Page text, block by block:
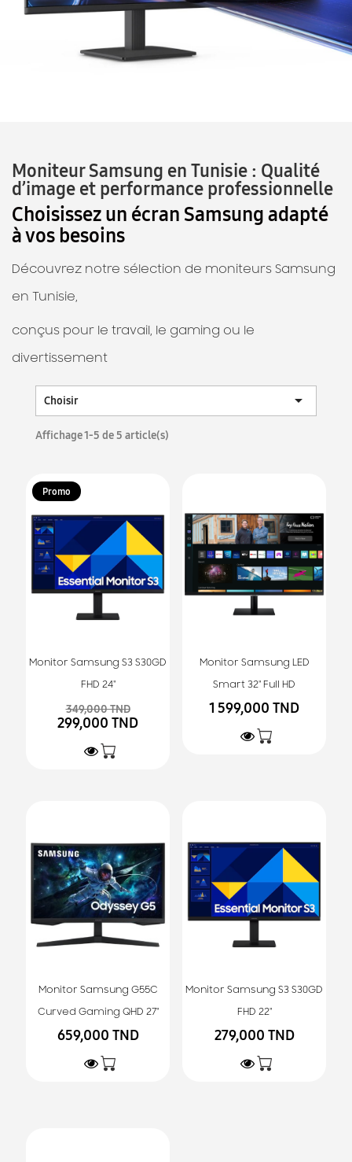
Moniteur Samsung en Tunisie : Qualité
d’image et performance professionnelle
Choisissez un écran Samsung adapté
à vos besoins
Découvrez notre sélection de moniteurs Samsung
en Tunisie,
conçus pour le travail, le gaming ou le
divertissement
Choisir 
Affichage 1-5 de 5 article(s)
Monitor Samsung S3 S30GD
FHD 24"
349,000 TND
299,000 TND
Promo
Monitor Samsung LED
Smart 32" Full HD
1 599,000 TND
Monitor Samsung G55C
Curved Gaming QHD 27"
659,000 TND
Monitor Samsung S3 S30GD
FHD 22"
279,000 TND